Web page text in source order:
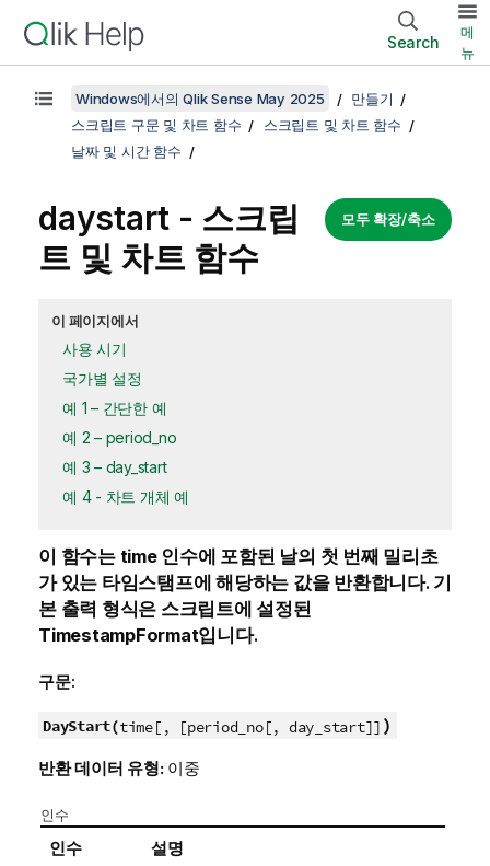
Search
메
뉴
Windows에서의 Qlik Sense May 2025
만들기
스크립트 구문 및 차트 함수
스크립트 및 차트 함수
날짜 및 시간 함수
모두 확장/축소
daystart - 스크립
트 및 차트 함수
이 페이지에서
사용 시기
국가별 설정
예 1 – 간단한 예
예 2 – period_no
예 3 – day_start
예 4 - 차트 개체 예
이 함수는 time인수에 포함된 날의 첫 번째 밀리초
가 있는 타임스탬프에 해당하는 값을 반환합니다. 기
본 출력 형식은 스크립트에 설정된
TimestampFormat입니다.
구문:
DayStart(time[, [period_no[, day_start]] )
반환 데이터 유형: 이중
인수
인수 설명